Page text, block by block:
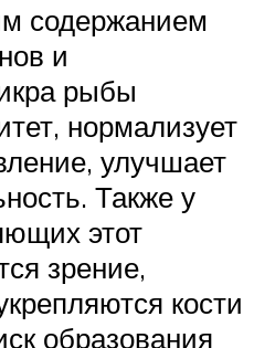
содержанием
и
рыбы
нормализует
улучшает
Также у
этот
зрение,
кости
образования